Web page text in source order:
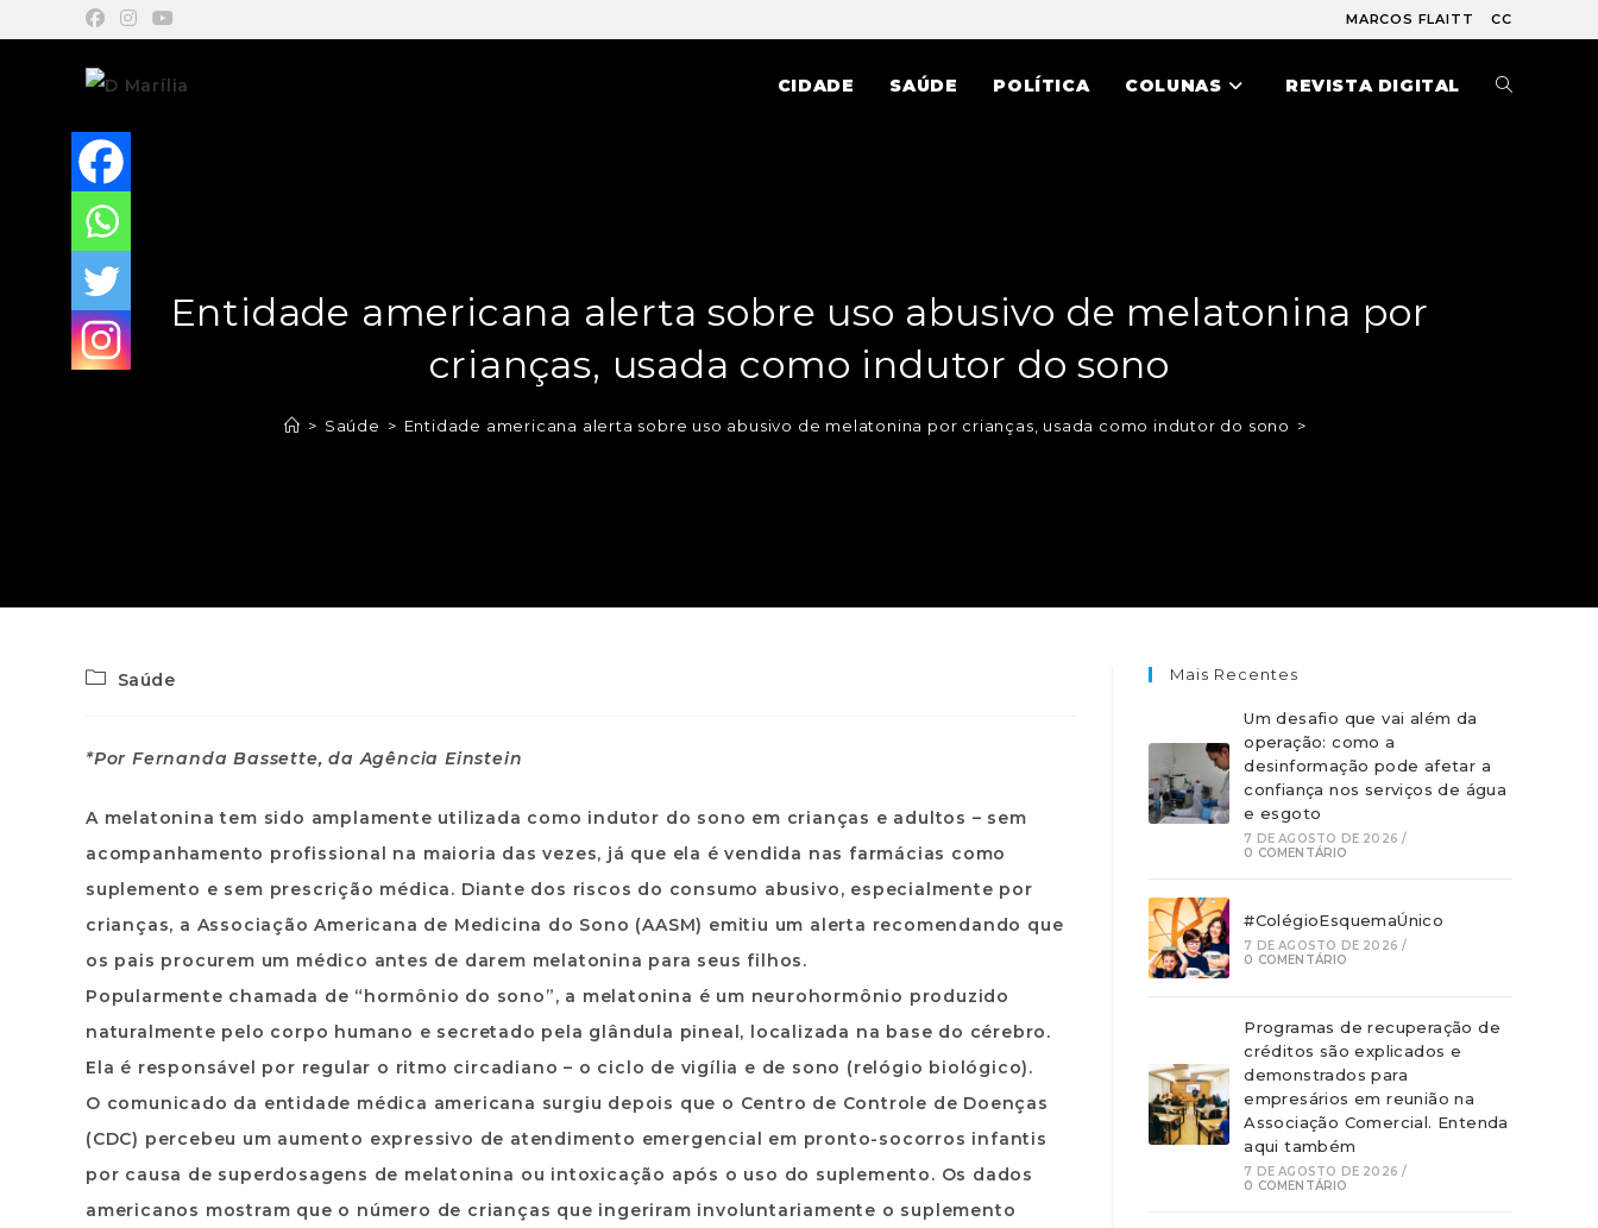
MARCOS FLAITT CC
CIDADE SAÚDE POLÍTICA COLUNAS REVISTA DIGITAL
Entidade americana alerta sobre uso abusivo de melatonina por
crianças, usada como indutor do sono
> Saúde > Entidade americana alerta sobre uso abusivo de melatonina por crianças, usada como indutor do sono >
Saúde
*Por Fernanda Bassette, da Agência Einstein
A melatonina tem sido amplamente utilizada como indutor do sono em crianças e adultos – sem
acompanhamento profissional na maioria das vezes, já que ela é vendida nas farmácias como
suplemento e sem prescrição médica. Diante dos riscos do consumo abusivo, especialmente por
crianças, a Associação Americana de Medicina do Sono (AASM) emitiu um alerta recomendando que
os pais procurem um médico antes de darem melatonina para seus filhos.
Popularmente chamada de “hormônio do sono”, a melatonina é um neurohormônio produzido
naturalmente pelo corpo humano e secretado pela glândula pineal, localizada na base do cérebro.
Ela é responsável por regular o ritmo circadiano – o ciclo de vigília e de sono (relógio biológico).
O comunicado da entidade médica americana surgiu depois que o Centro de Controle de Doenças
(CDC) percebeu um aumento expressivo de atendimento emergencial em pronto-socorros infantis
por causa de superdosagens de melatonina ou intoxicação após o uso do suplemento. Os dados
americanos mostram que o número de crianças que ingeriram involuntariamente o suplemento
Mais Recentes
Um desafio que vai além da
operação: como a
desinformação pode afetar a
confiança nos serviços de água
e esgoto
7 DE AGOSTO DE 2026 /
0 COMENTÁRIO
#ColégioEsquemaÚnico
7 DE AGOSTO DE 2026 /
0 COMENTÁRIO
Programas de recuperação de
créditos são explicados e
demonstrados para
empresários em reunião na
Associação Comercial. Entenda
aqui também
7 DE AGOSTO DE 2026 /
0 COMENTÁRIO